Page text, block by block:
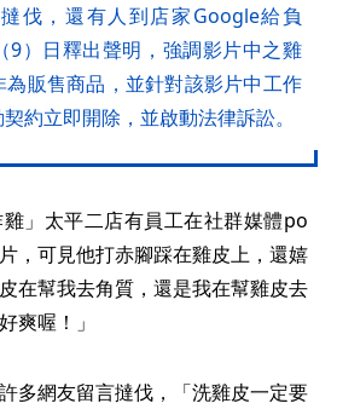
伐，還有人到店家Google給負
9）日釋出聲明，強調影片中之雞
販售商品，並針對該影片中工作
約立即開除，並啟動法律訴訟。
」太平二店有員工在社群媒體po
，可見他打赤腳踩在雞皮上，還嬉
在幫我去角質，還是我在幫雞皮去
爽喔！」
多網友留言撻伐，「洗雞皮一定要